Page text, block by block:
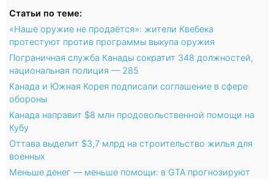
Статьи по теме:
«Наше оружие не продаётся»: жители Квебека
протестуют против программы выкупа оружия
Пограничная служба Канады сократит 348 должностей,
национальная полиция — 285
Канада и Южная Корея подписали соглашение в сфере
обороны
Канада направит $8 млн продовольственной помощи на
Кубу
Оттава выделит $3,7 млрд на строительство жилья для
военных
Меньше денег — меньше помощи: в GTA прогнозируют